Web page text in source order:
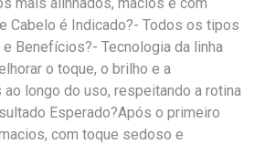
Cabelo é Indicado?- Todos os tipos
Benefícios?- Tecnologia da linha
o toque, o brilho e a
longo do uso, respeitando a rotina
Esperado?Após o primeiro
com toque sedoso e